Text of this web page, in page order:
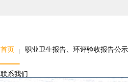
首页 职业卫生报告、环评验收报告公示
联系我们